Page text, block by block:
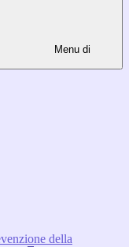
Menu di
della